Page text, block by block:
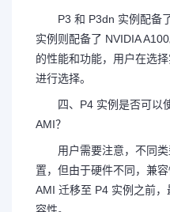
P3 和 P3dn 实例配备了
实例则配备了 NVIDIA
的性能和功能，用户在选
进行选择。
四、P4 实例是否可以
AMI？
用户需要注意，不同类
置，但由于硬件不同，兼
AMI 迁移至 P4 实例之前
容性。